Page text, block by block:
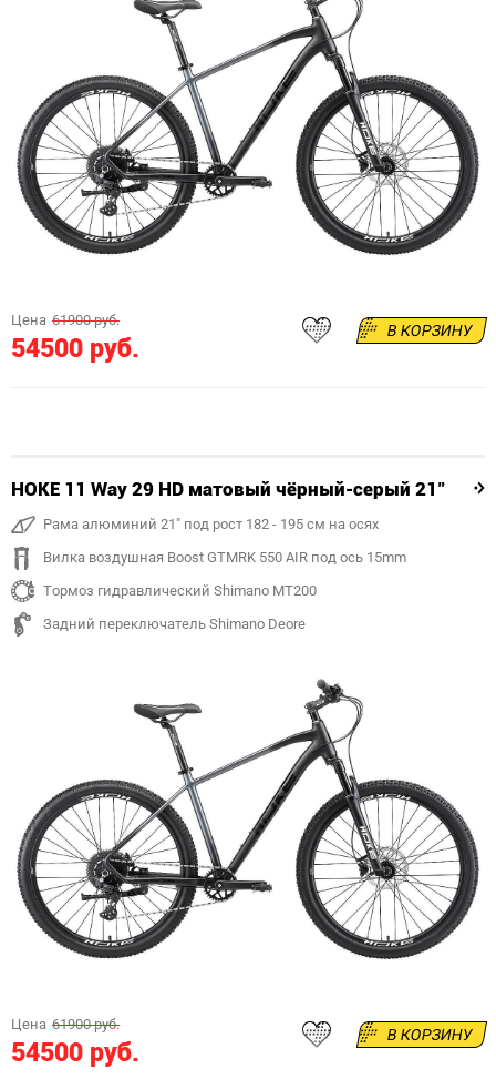
Цена 61900 руб.
54500 руб.
В КОРЗИНУ
HOKE 11 Way 29 HD матовый чёрный-серый 21"
Рама алюминий 21" под рост 182 - 195 см на осях
Вилка воздушная Boost GTMRK 550 AIR под ось 15mm
Тормоз гидравлический Shimano MT200
Задний переключатель Shimano Deore
Цена 61900 руб.
54500 руб.
В КОРЗИНУ